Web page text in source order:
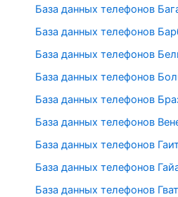
База данных телефонов
База данных телефонов
База данных телефонов
База данных телефонов
База данных телефонов
База данных телефонов
База данных телефонов
База данных телефонов
База данных телефонов